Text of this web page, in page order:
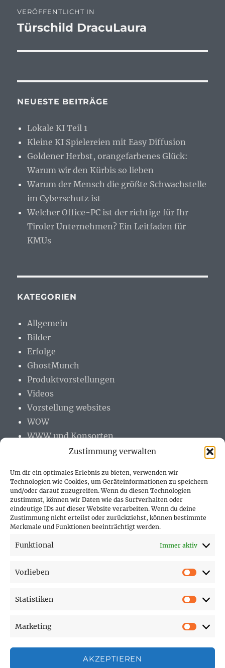
Zustimmung verwalten
Um dir ein optimales Erlebnis zu bieten, verwenden wir
Technologien wie Cookies, um Geräteinformationen zu speichern
und/oder darauf zuzugreifen. Wenn du diesen Technologien
zustimmst, können wir Daten wie das Surfverhalten oder
eindeutige IDs auf dieser Website verarbeiten. Wenn du deine
Zustimmung nicht erteilst oder zurückziehst, können bestimmte
Merkmale und Funktionen beeinträchtigt werden.
Funktional Immer aktiv
Vorlieben
Statistiken
Marketing
AKZEPTIEREN
VERÖFFENTLICHT IN
Türschild DracuLaura
NEUESTE BEITRÄGE
Lokale KI Teil 1
Kleine KI Spielereien mit Easy Diffusion
Goldener Herbst, orangefarbenes Glück:
Warum wir den Kürbis so lieben
Warum der Mensch die größte Schwachstelle
im Cyberschutz ist
Welcher Office-PC ist der richtige für Ihr
Tiroler Unternehmen? Ein Leitfaden für
KMUs
KATEGORIEN
Allgemein
Bilder
Erfolge
GhostMunch
Produktvorstellungen
Videos
Vorstellung websites
WOW
WWW und Konsorten
PARTNER (LINKS)
Hofer Technik GmbH
Sonne und Erde
SEITEN
Affiliate Disclosure
Datenschutzerklärung